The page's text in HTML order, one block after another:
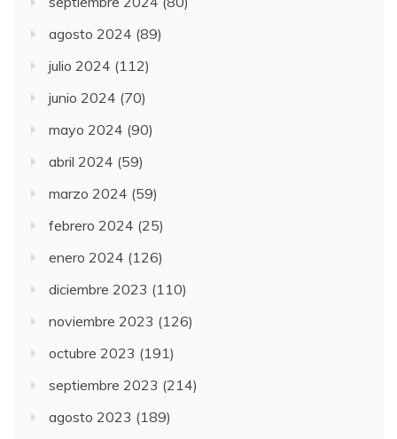
agosto 2024 (89)
julio 2024 (112)
junio 2024 (70)
mayo 2024 (90)
abril 2024 (59)
marzo 2024 (59)
febrero 2024 (25)
enero 2024 (126)
diciembre 2023 (110)
noviembre 2023 (126)
octubre 2023 (191)
septiembre 2023 (214)
agosto 2023 (189)